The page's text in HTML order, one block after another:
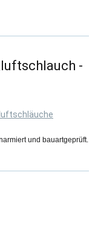
-
und bauartgeprüft.